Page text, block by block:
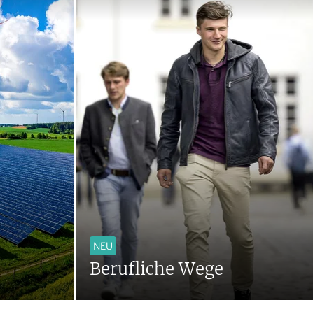
NEU
Berufliche Wege